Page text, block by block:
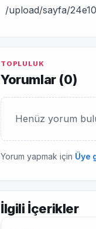
/upload/sayfa/
TOPLULUK
Yorumlar (0)
Henüz yorum
Yorum yapmak için Üye
İlgili İçerikler